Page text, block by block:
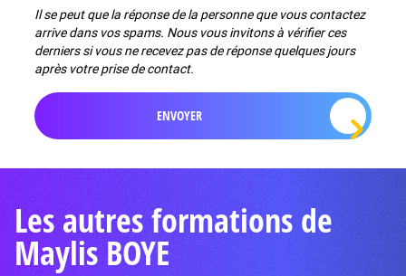
Il se peut que la réponse de la personne que vous contactez
arrive dans vos spams. Nous vous invitons à vérifier ces
derniers si vous ne recevez pas de réponse quelques jours
après votre prise de contact.
Les autres formations de
Maylis BOYE